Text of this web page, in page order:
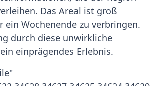
Das Areal ist groß
ein Wochenende zu verbringen.
durch diese unwirkliche
einprägendes Erlebnis.